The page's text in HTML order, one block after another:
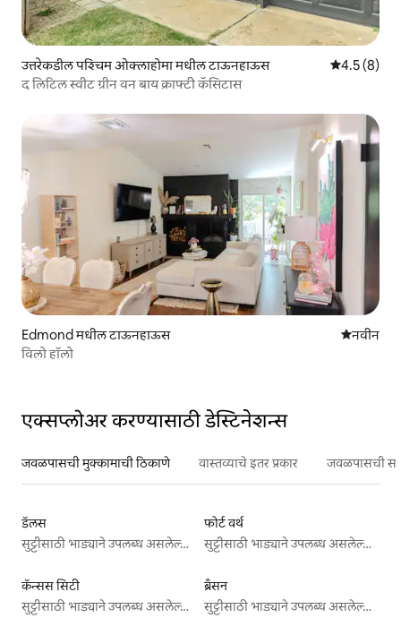
उत्तरेकडील पश्चिम ओक्लाहोमा मधील टाऊनहाऊस 5 पैकी 4.5
4.5 (8)
द लिटिल स्वीट ग्रीन वन बाय क्राफ्टी कॅसिटास
Edmond मधील टाऊनहाऊस नवीननवीन
विलो हॉलो
एक्सप्लोअर करण्यासाठी डेस्टिनेशन्स
जवळपासची मुक्कामाची ठिकाणे वास्तव्याचे इतर प्रकार जवळपासची
डॅलस
सुट्टीसाठी भाड्याने उपलब्ध असलेल्या जागा
फोर्ट वर्थ
सुट्टीसाठी भाड्याने उपलब्ध असलेल्या जागा
कॅन्सस सिटी
सुट्टीसाठी भाड्याने उपलब्ध असलेल्या जागा
ब्रँसन
सुट्टीसाठी भाड्याने उपलब्ध असलेल्या जागा